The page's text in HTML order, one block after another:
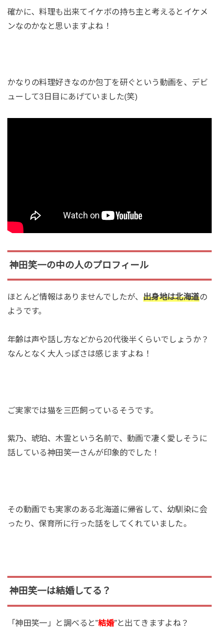
確かに、料理も出来てイケボの持ち主と考えるとイケメ
ンなのかなと思いますよね！
かなりの料理好きなのか包丁を研ぐという動画を、デビ
ューして3日目にあげていました(笑)
神田笑一の中の人のプロフィール
ほとんど情報はありませんでしたが、 出身地は北海道の
ようです。
年齢は声や話し方などから20代後半くらいでしょうか？
なんとなく大人っぽさは感じますよね！
ご実家では猫を三匹飼っているそうです。
紫乃、琥珀、木霊という名前で、動画で凄く愛しそうに
話している神田笑一さんが印象的でした！
その動画でも実家のある北海道に帰省して、幼馴染に会
ったり、保育所に行った話をしてくれていました。
神田笑一は結婚してる？
「神田笑一」と調べると”結婚”と出てきますよね？